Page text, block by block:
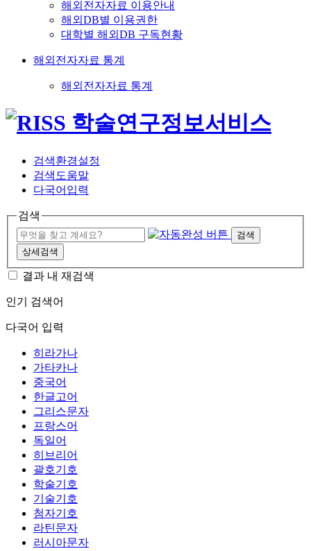
해외전자자료 이용안내
해외DB별 이용권한
대학별 해외DB 구독현황
해외전자자료 통계
해외전자자료 통계
검색환경설정
검색도움말
다국어입력
검색
검색
상세검색
결과 내 재검색
인기 검색어
다국어 입력
히라가나
가타카나
중국어
한글고어
그리스문자
프랑스어
독일어
히브리어
괄호기호
학술기호
기술기호
첨자기호
라틴문자
러시아문자